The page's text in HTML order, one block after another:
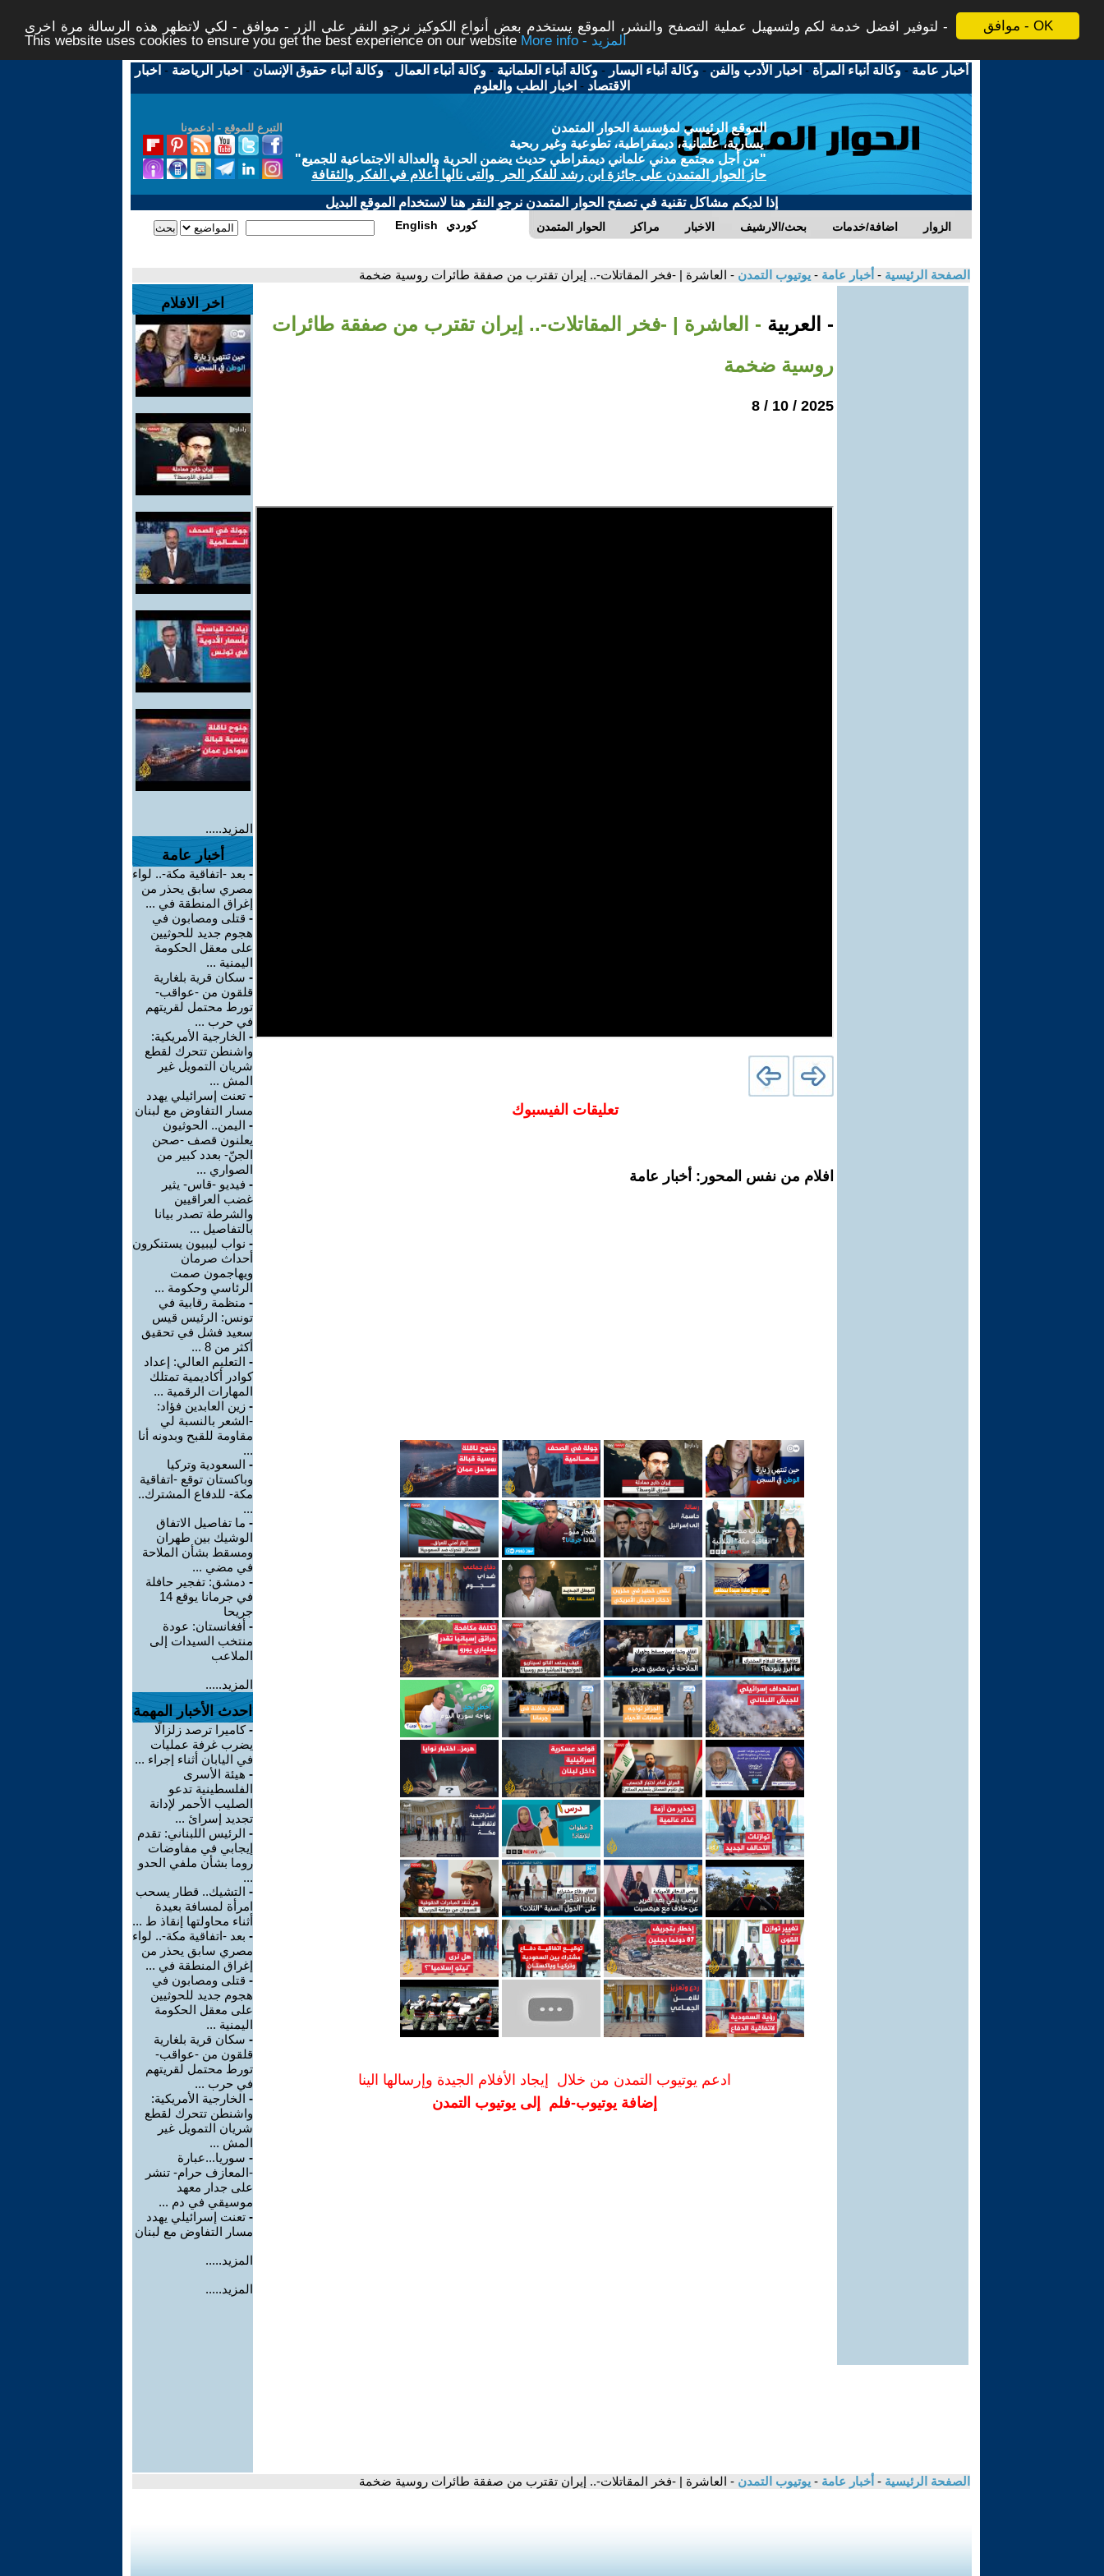
موافق - OK
لتوفير افضل خدمة لكم ولتسهيل عملية التصفح والنشر، الموقع يستخدم بعض أنواع الكوكيز نرجو النقر على الزر - موافق - لكي لاتظهر هذه الرسالة مرة اخرى -
This website uses cookies to ensure you get the best experience on our website
More info - المزيد
أخبار عامة -وكالة أنباء المرأة - اخبار الأدب والفن -وكالة أنباء اليسار -وكالة أنباء العلمانية -وكالة أنباء العمال -وكالة أنباء حقوق الإنسان - اخبار الرياضة - اخبار
الاقتصاد - اخبار الطب والعلوم
التبرع للموقع - ادعمونا
الموقع الرئيسي لمؤسسة الحوار المتمدن
يسارية، علمانية، ديمقراطية، تطوعية وغير ربحية
"من أجل مجتمع مدني علماني ديمقراطي حديث يضمن الحرية والعدالة الاجتماعية للجميع"
حاز الحوار المتمدن على جائزة ابن رشد للفكر الحر والتى نالها أعلام في الفكر والثقافة
إذا لديكم مشاكل تقنية في تصفح الحوار المتمدن نرجو النقر هنا لاستخدام الموقع البديل
الحوار المتمدن مراكز الاخبار بحث/الارشيف اضافة/خدمات الزوار English كوردي
الصفحة الرئيسية - أخبار عامة - يوتيوب التمدن - العاشرة | -فخر المقاتلات-.. إيران تقترب من صفقة طائرات روسية ضخمة
- العربية - العاشرة | -فخر المقاتلات-.. إيران تقترب من صفقة طائرات
روسية ضخمة
2025 / 10 / 8
تعليقات الفيسبوك
افلام من نفس المحور: أخبار عامة
ادعم يوتيوب التمدن من خلال إيجاد الأفلام الجيدة وإرسالها الينا
إضافة يوتيوب-فلم إلى يوتيوب التمدن
اخر الافلام
المزيد.....
أخبار عامة
- بعد -اتفاقية مكة-.. لواء
مصري سابق يحذر من
إغراق المنطقة في ...
- قتلى ومصابون في
هجوم جديد للحوثيين
على معقل الحكومة
اليمنية ...
- سكان قرية بلغارية
قلقون من -عواقب-
تورط محتمل لقريتهم
في حرب ...
- الخارجية الأمريكية:
واشنطن تتحرك لقطع
شريان التمويل غير
المش ...
- تعنت إسرائيلي يهدد
مسار التفاوض مع لبنان
- اليمن.. الحوثيون
يعلنون قصف -صحن
الجنّ- بعدد كبير من
الصواري ...
- فيديو -قاس- يثير
غضب العراقيين
والشرطة تصدر بيانا
بالتفاصيل ...
- نواب ليبيون يستنكرون
أحداث صرمان
ويهاجمون صمت
الرئاسي وحكومة ...
- منظمة رقابية في
تونس: الرئيس قيس
سعيد فشل في تحقيق
أكثر من 8 ...
- التعليم العالي: إعداد
كوادر أكاديمية تمتلك
المهارات الرقمية ...
- زين العابدين فؤاد:
-الشعر بالنسبة لي
مقاومة للقبح وبدونه أنا
...
- السعودية وتركيا
وباكستان توقع -اتفاقية
مكة- للدفاع المشترك..
...
- ما تفاصيل الاتفاق
الوشيك بين طهران
ومسقط بشأن الملاحة
في مضي ...
- دمشق: تفجير حافلة
في جرمانا يوقع 14
جريحا
- أفغانستان: عودة
منتخب السيدات إلى
الملاعب
المزيد.....
احدث الأخبار المهمة
-كاميرا ترصد زلزالًا
يضرب غرفة عمليات
في اليابان أثناء إجراء ...
- هيئة الأسرى
الفلسطينية تدعو
الصليب الأحمر لإدانة
تجديد إسرائ ...
- الرئيس اللبناني: تقدم
إيجابي في مفاوضات
روما بشأن ملفي الحدو
...
- التشيك.. قطار يسحب
امرأة لمسافة بعيدة
أثناء محاولتها إنقاذ ط ...
- بعد -اتفاقية مكة-.. لواء
مصري سابق يحذر من
إغراق المنطقة في ...
- قتلى ومصابون في
هجوم جديد للحوثيين
على معقل الحكومة
اليمنية ...
- سكان قرية بلغارية
قلقون من -عواقب-
تورط محتمل لقريتهم
في حرب ...
- الخارجية الأمريكية:
واشنطن تتحرك لقطع
شريان التمويل غير
المش ...
- سوريا...عبارة
-المعازف حرام- تنشر
على جدار معهد
موسيقي في دم ...
- تعنت إسرائيلي يهدد
مسار التفاوض مع لبنان
المزيد.....
المزيد.....
الصفحة الرئيسية - أخبار عامة - يوتيوب التمدن - العاشرة | -فخر المقاتلات-.. إيران تقترب من صفقة طائرات روسية ضخمة